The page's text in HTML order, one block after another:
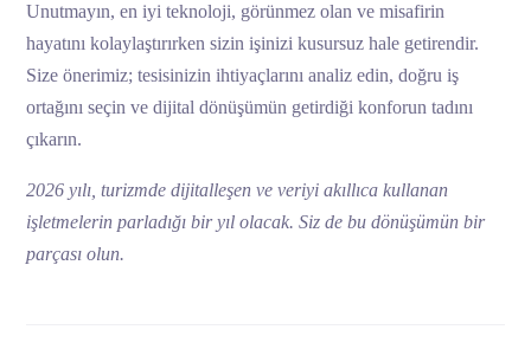
Unutmayın, en iyi teknoloji, görünmez olan ve misafirin
hayatını kolaylaştırırken sizin işinizi kusursuz hale getirendir.
Size önerimiz; tesisinizin ihtiyaçlarını analiz edin, doğru iş
ortağını seçin ve dijital dönüşümün getirdiği konforun tadını
çıkarın.
2026 yılı, turizmde dijitalleşen ve veriyi akıllıca kullanan
işletmelerin parladığı bir yıl olacak. Siz de bu dönüşümün bir
parçası olun.